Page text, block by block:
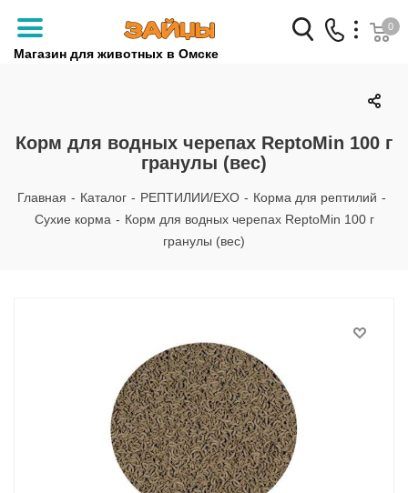
Магазин для животных в Омске
Заказать звонок
+7 (3812) 79-04-04
+7 (950) 959-88-32
0
Корм для водных черепах ReptoMin 100 г
гранулы (вес)
Главная - Каталог - РЕПТИЛИИ/EXO - Корма для рептилий -
Сухие корма - Корм для водных черепах ReptoMin 100 г
гранулы (вес)